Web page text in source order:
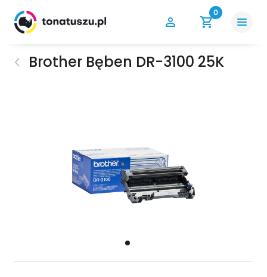
0
Brother Bęben DR-3100 25K